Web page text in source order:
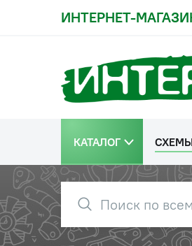
ИНТЕРНЕТ-
КАТАЛОГ